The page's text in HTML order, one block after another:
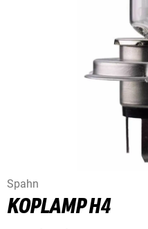
Spahn
KOPLAMP H4